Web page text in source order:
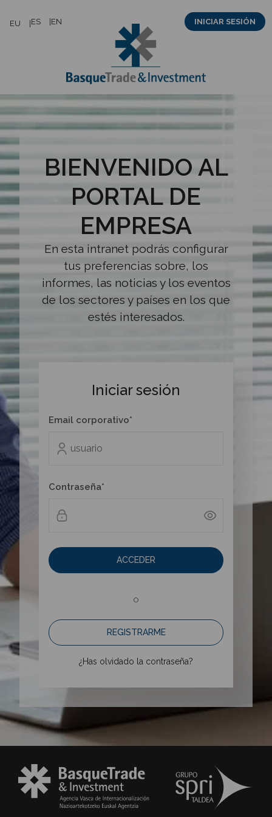
EU ES EN INICIAR SESIÓN
BIENVENIDO AL
PORTAL DE
EMPRESA
En esta intranet podrás configurar
tus preferencias sobre, los
informes, las noticias y los eventos
de los sectores y países en los que
estés interesados.
Iniciar sesión
Email corporativo*
Contraseña*
ACCEDER
o
REGISTRARME
¿Has olvidado la contraseña?